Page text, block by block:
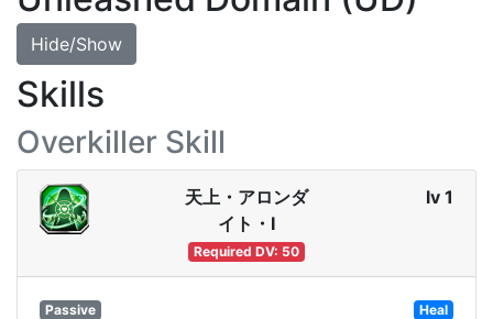
Hide/Show
Skills
Overkiller Skill
天上・アロンダ
イト・Ⅰ
Required DV: 50
lv 1
Passive Heal